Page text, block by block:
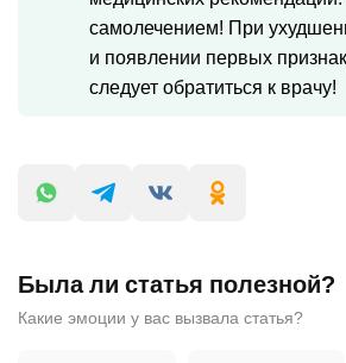
самолечением! При
и появлении первых
следует обратиться к врачу!
Была ли статья полезной?
Какие эмоции у вас вызвала статья?